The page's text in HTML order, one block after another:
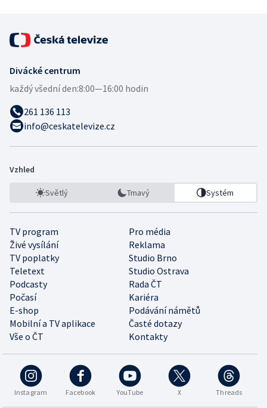
Divácké centrum
každý všední den:8:00—16:00 hodin
261 136 113
info@ceskatelevize.cz
Vzhled
Světlý Tmavý Systém
TV program
Pro média
Živé vysílání
Reklama
TV poplatky
Studio Brno
Teletext
Studio Ostrava
Podcasty
Rada ČT
Počasí
Kariéra
E-shop
Podávání námětů
Mobilní a TV aplikace
Časté dotazy
Vše o ČT
Kontakty
Instagram Facebook YouTube X Threads